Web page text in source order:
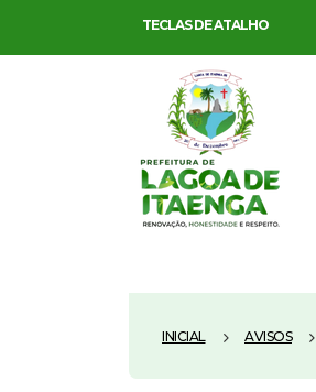
TECLAS DE ATALHO
INICIAL AVISOS